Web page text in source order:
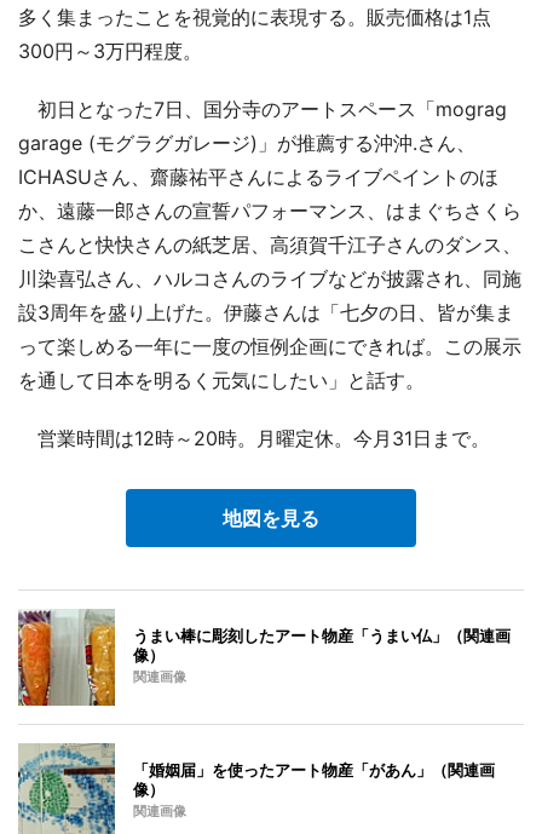
多く集まったことを視覚的に表現する。販売価格は1点
300円～3万円程度。
初日となった7日、国分寺のアートスペース「mograg
garage (モグラグガレージ)」が推薦する沖沖.さん、
ICHASUさん、齋藤祐平さんによるライブペイントのほ
か、遠藤一郎さんの宣誓パフォーマンス、はまぐちさくら
こさんと快快さんの紙芝居、高須賀千江子さんのダンス、
川染喜弘さん、ハルコさんのライブなどが披露され、同施
設3周年を盛り上げた。伊藤さんは「七夕の日、皆が集ま
って楽しめる一年に一度の恒例企画にできれば。この展示
を通して日本を明るく元気にしたい」と話す。
営業時間は12時～20時。月曜定休。今月31日まで。
地図を見る
うまい棒に彫刻したアート物産「うまい仏」（関連画
像）
関連画像
「婚姻届」を使ったアート物産「があん」（関連画
像）
関連画像